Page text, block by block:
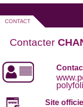
CONTACT
Contacter
Site officiel